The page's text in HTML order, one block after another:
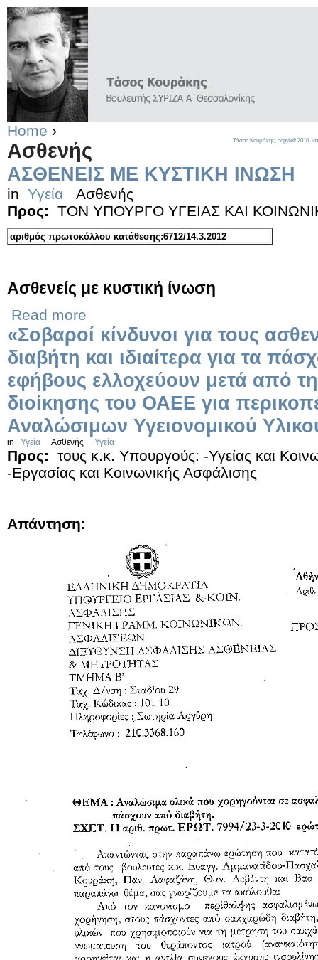
Home ›
Ασθενής
ΑΣΘΕΝΕΙΣ ΜΕ ΚΥΣΤΙΚΗ ΙΝΩΣΗ
in Υγεία
Ασθενής
Προς:
ΤΟΝ ΥΠΟΥΡΓΟ ΥΓΕΙΑΣ ΚΑΙ
αριθμός πρωτοκόλλου κατάθεσης:6712/14.3.2012
Ασθενείς με κυστική ίνωση
Read more
«Σοβαροί κίνδυνοι για τους
διαβήτη και ιδιαίτερα για τα
εφήβους ελλοχεύουν μετά από
διοίκησης του ΟΑΕΕ για
Αναλώσιμων Υγειονομικού
in Υγεία Ασθενής Υγεία
Προς:
τους κ.κ. Υπουργούς: -Υγείας και
-Εργασίας και Κοινωνικής Ασφάλισης
Απάντηση:
Τάσος Κουράκης, copyleft 2010,